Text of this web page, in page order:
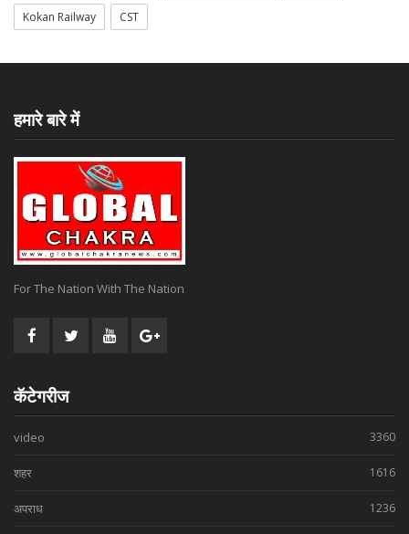
Kokan Railway
CST
हमारे बारे में
For The Nation With The Nation
कॅटेगरीज
video 3360
शहर 1616
अपराध 1236